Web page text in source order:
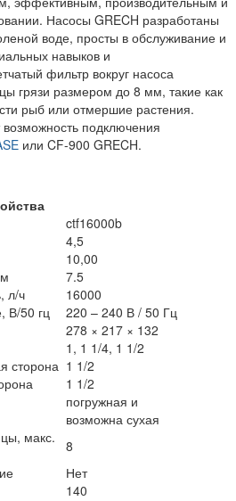
Насосы GRECH разработаны
воде, просты в обслуживание и
навыков и
фильтр вокруг насоса
грязи размером до 8 мм, такие как
рыб или отмершие растения.
подключения
или CF-900 GRECH.
ctf16000b
4,5
10,00
7.5
л/ч
16000
В/50 гц
220 – 240 В / 50 Гц
278 × 217 × 132
1, 1 1/4, 1 1/2
сторона 1 1/2
1 1/2
погружная и
возможна сухая
макс.
8
Нет
140